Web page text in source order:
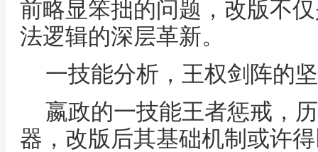
前略显笨拙的问题，改版不
法逻辑的深层革新。
一技能分析，王权剑阵的
嬴政的一技能王者惩戒，
器，改版后其基础机制或许